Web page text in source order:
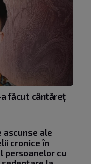
făcut cântăreţ
ascunse ale
cronice în
persoanelor cu